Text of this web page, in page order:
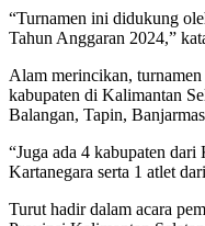
“Turnamen ini didukung
Tahun Anggaran 2024,”
Alam merincikan,
kabupaten di Kalimantan
Balangan, Tapin,
“Juga ada 4 kabupaten
Kartanegara serta 1 atlet
Turut hadir dalam acara